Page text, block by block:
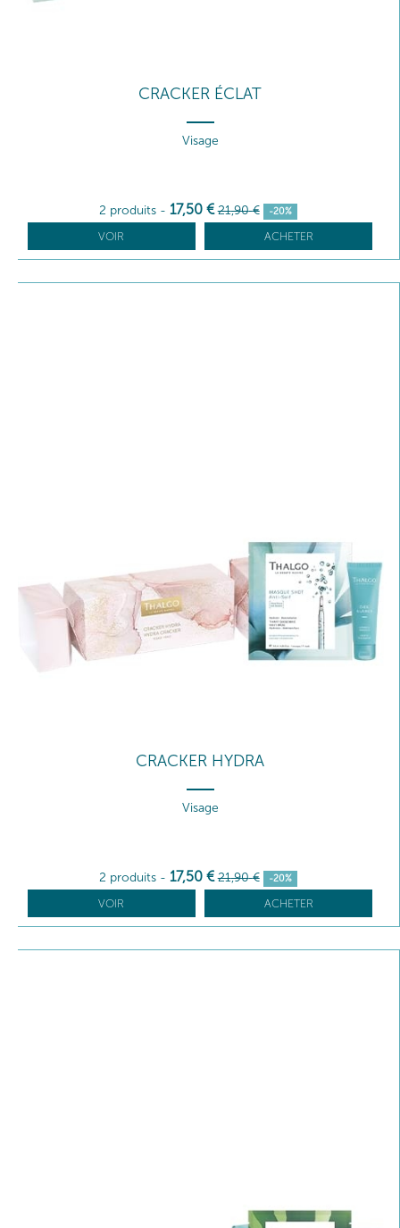
CRACKER ÉCLAT
Visage
2 produits - 17,50 € 21,90 € -20%
VOIR ACHETER
CRACKER HYDRA
Visage
2 produits - 17,50 € 21,90 € -20%
VOIR ACHETER